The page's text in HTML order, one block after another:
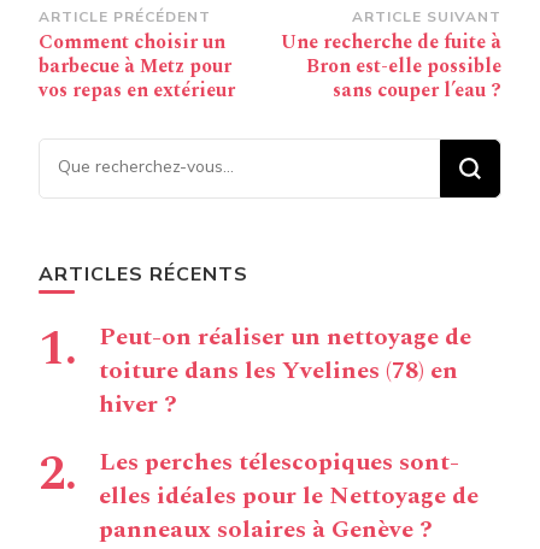
Navigation
d’article
ARTICLE PRÉCÉDENT
Comment choisir un
barbecue à Metz pour
vos repas en extérieur
ARTICLE SUIVANT
Une recherche de fuite à
Bron est-elle possible
sans couper l’eau ?
Vous recherchiez quelque
chose ?
ARTICLES RÉCENTS
Peut-on réaliser un nettoyage de
toiture dans les Yvelines (78) en
hiver ?
Les perches télescopiques sont-
elles idéales pour le Nettoyage de
panneaux solaires à Genève ?